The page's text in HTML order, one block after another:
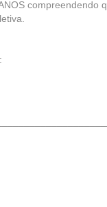
compreendendo